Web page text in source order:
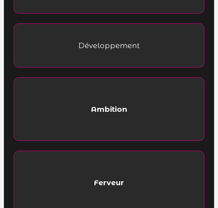
Développement
Ambition
Ferveur